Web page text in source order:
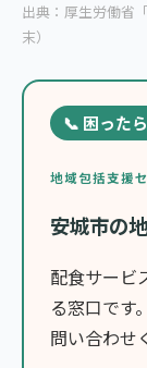
出典：厚生労働省
末）
📞 困った
地域包括支援
安城市の
配食サービ
る窓口です
問い合わせ